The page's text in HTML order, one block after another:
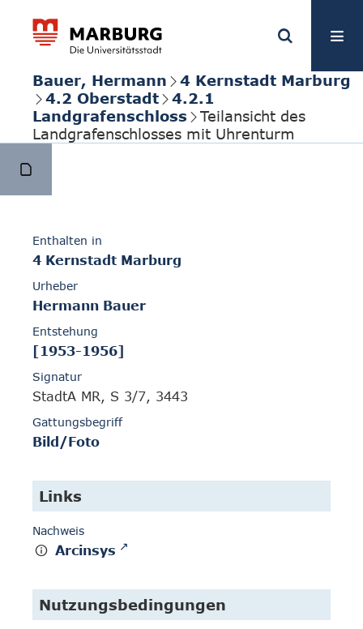
Bauer, Hermann
4 Kernstadt Marburg
4.2 Oberstadt
4.2.1
Landgrafenschloss
Teilansicht des
Landgrafenschlosses mit Uhrenturm
Enthalten in
4 Kernstadt Marburg
Urheber
Hermann Bauer
Entstehung
[1953-1956]
Signatur
StadtA MR, S 3/7, 3443
Gattungsbegriff
Bild/Foto
Links
Nachweis
Arcinsys
Nutzungsbedingungen